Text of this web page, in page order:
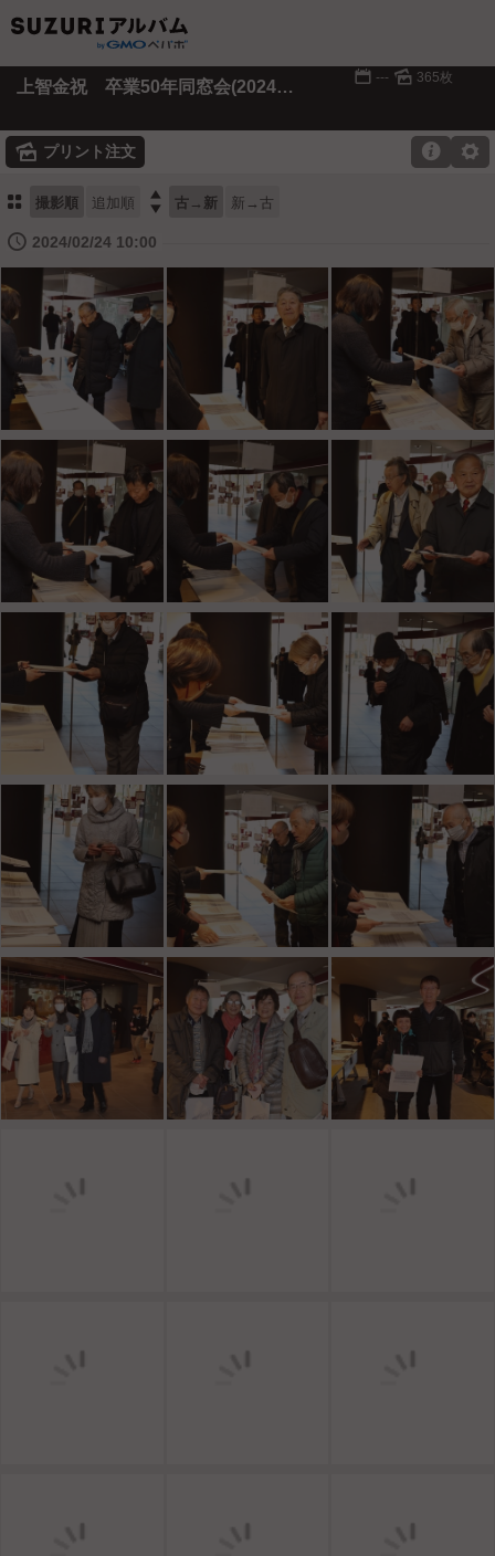
上智金祝 卒業50年同窓会(2024年2月開催) 📅 --- 🌄 365枚
🌄 プリント注文 ⚙

⚏ 撮影順 追加順  古→新 新→古
🕔 2024/02/24 10:00